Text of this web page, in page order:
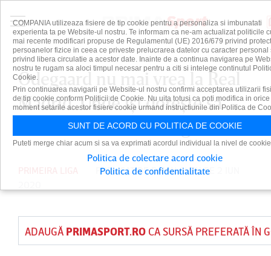
Odegaard nu mai vrea la Real
Madrid. Unde îşi doreşte să
evolueze starul norvegian
PUBLICAT DEDAIAN CUTUPE 2 IUN
ADAUGĂ PRIMASPORT.ROCA SURSĂ PREFERATĂ ÎN
COMPANIA utilizeaza fisiere de tip cookie pentru a personaliza si imbunatati
experienta ta pe Website-ul nostru. Te informam ca ne-am actualizat politicile
mai recente modificari propuse de Regulamentul (UE) 2016/679 privind
persoanelor fizice in ceea ce priveste prelucrarea datelor cu caracter personal
privind libera circulatie a acestor date. Inainte de a continua navigarea pe
nostru te rugam sa aloci timpul necesar pentru a citi si intelege continutul
Cookie.
Prin continuarea navigarii pe Website-ul nostru confirmi acceptarea utilizarii
de tip cookie conform Politicii de Cookie. Nu uita totusi ca poti modifica in orice
moment setarile acestor fisiere cookie urmand instructiunile din Politica de
SUNT DE ACORD CU POLITICA DE COOKIE
Puteti merge chiar acum si sa va exprimati acordul individual la nivel de
Politica de colectare acord cookie
Politica de confidentialitate